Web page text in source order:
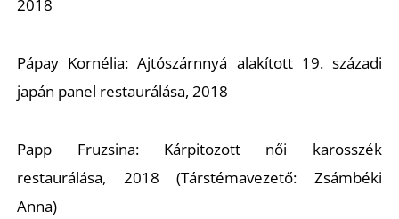
2018
Pápay Kornélia: Ajtószárnnyá alakított 19. századi
japán panel restaurálása, 2018
Papp Fruzsina: Kárpitozott női karosszék
restaurálása, 2018 (Társtémavezető: Zsámbéki
Anna)